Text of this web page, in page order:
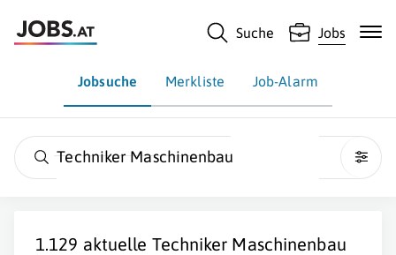
Suche Jobs
Jobsuche Merkliste Job-Alarm
Techniker Maschinenbau
1.129 aktuelle Techniker Maschinenbau